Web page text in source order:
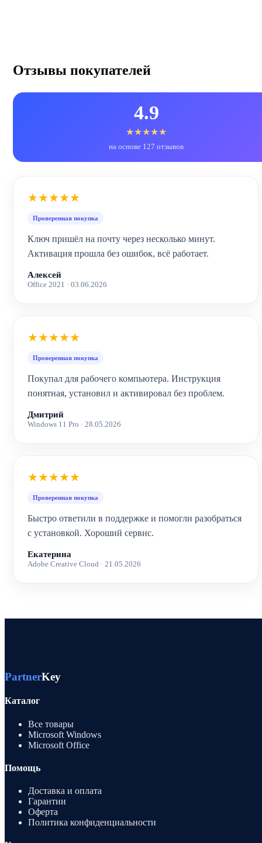
Отзывы покупателей
4.9
★★★★★
на основе 127 отзывов
★★★★★
Проверенная покупка
Ключ пришёл на почту через несколько минут.
Активация прошла без ошибок, всё работает.
Алексей
Office 2021 · 03.06.2026
★★★★★
Проверенная покупка
Покупал для рабочего компьютера. Инструкция
понятная, установил и активировал без проблем.
Дмитрий
Windows 11 Pro · 28.05.2026
★★★★★
Проверенная покупка
Быстро ответили в поддержке и помогли разобраться
с установкой. Хороший сервис.
Екатерина
Adobe Creative Cloud · 21.05.2026
PartnerKey
Каталог
Все товары
Microsoft Windows
Microsoft Office
Помощь
Доставка и оплата
Гарантии
Оферта
Политика конфиденциальности